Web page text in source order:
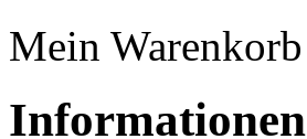
Mein Warenkorb
Informationen